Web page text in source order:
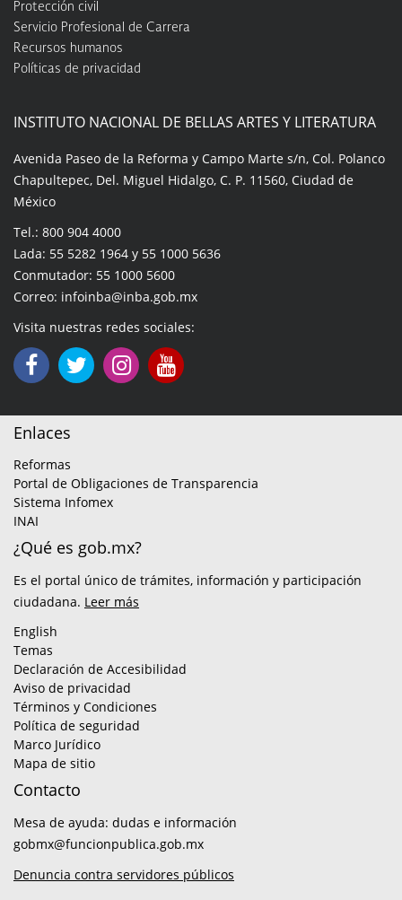
Protección civil
Servicio Profesional de Carrera
Recursos humanos
Políticas de privacidad
INSTITUTO NACIONAL DE BELLAS ARTES Y LITERATURA
Avenida Paseo de la Reforma y Campo Marte s/n, Col. Polanco
Chapultepec, Del. Miguel Hidalgo, C. P. 11560, Ciudad de
México
Tel.: 800 904 4000
Lada: 55 5282 1964 y 55 1000 5636
Conmutador: 55 1000 5600
Correo: infoinba@inba.gob.mx
Visita nuestras redes sociales:
Enlaces
Reformas
Portal de Obligaciones de Transparencia
Sistema Infomex
INAI
¿Qué es gob.mx?
Es el portal único de trámites, información y participación
ciudadana. Leer más
English
Temas
Declaración de Accesibilidad
Aviso de privacidad
Términos y Condiciones
Política de seguridad
Marco Jurídico
Mapa de sitio
Contacto
Mesa de ayuda: dudas e información
gobmx@funcionpublica.gob.mx
Denuncia contra servidores públicos